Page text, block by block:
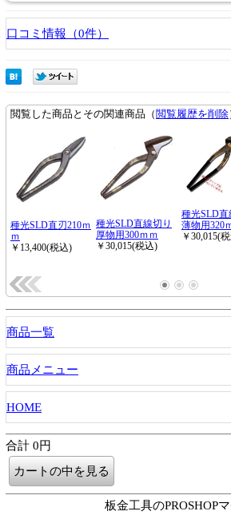
口コミ情報（0件）
商品一覧
商品メニュー
HOME
合計 0円
板金工具のPROSHOP